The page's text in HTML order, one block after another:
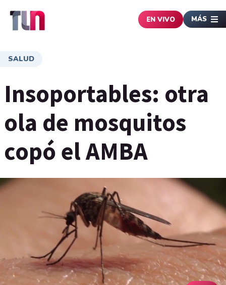
EN VIVO MÁS
SALUD
Insoportables: otra
ola de mosquitos
copó el AMBA